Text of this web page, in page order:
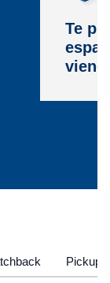
Te
Pickup